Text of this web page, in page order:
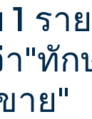
รา
"ทัก
าย"